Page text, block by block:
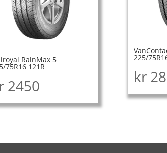
RainMax 5
75R16 121R
2450
225/
kr